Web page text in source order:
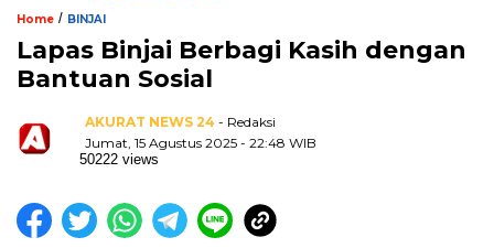
Home / BINJAI
Lapas Binjai Berbagi Kasih dengan
Bantuan Sosial
AKURAT NEWS 24 - Redaksi
Jumat, 15 Agustus 2025 - 22:48 WIB
50222 views